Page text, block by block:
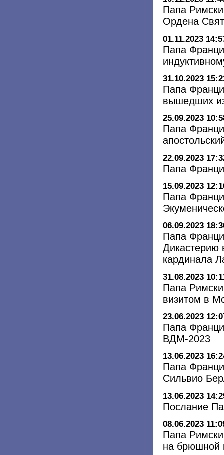
Папа
Ордена
01.11.2023
Папа
31.10.2023
Папа
вышедших
25.09.2023
Папа
22.09.2023
Папа
15.09.2023
Папа
06.09.2023
Папа
Дикастерию
кардинала
31.08.2023
Папа
визитом в
23.06.2023
Папа
ВДМ-2023
13.06.2023
Папа
Сильвио
13.06.2023
Послание
08.06.2023
Папа
на брюшной